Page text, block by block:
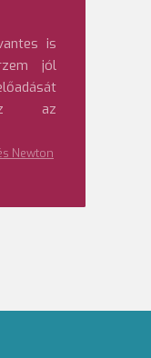
is
jól
az
Newton